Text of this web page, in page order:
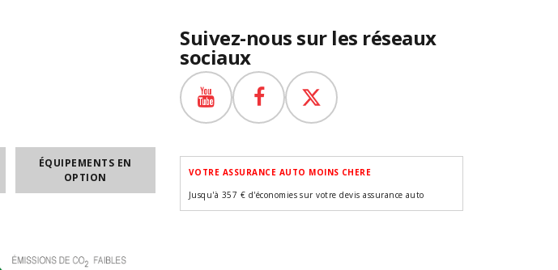
ÉQUIPEMENTS EN
OPTION
Suivez-nous sur les réseaux
sociaux
VOTRE ASSURANCE AUTO MOINS CHERE
Jusqu'à 357 € d'économies sur votre devis assurance auto